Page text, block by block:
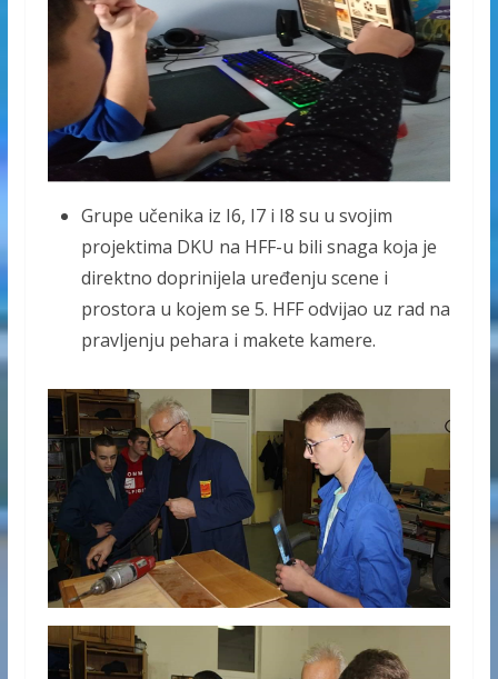
Grupe učenika iz I6, I7 i I8 su u svojim
projektima DKU na HFF-u bili snaga koja je
direktno doprinijela uređenju scene i
prostora u kojem se 5. HFF odvijao uz rad na
pravljenju pehara i makete kamere.